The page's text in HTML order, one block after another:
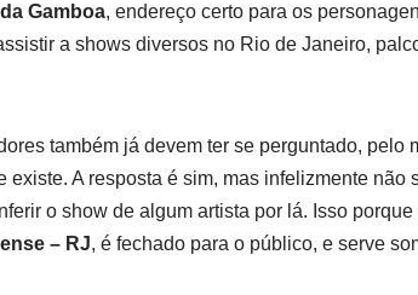
Gamboa, endereço certo para os
a shows diversos no Rio de Janeiro,
também já devem ter se perguntado, pelo
existe. A resposta é sim, mas infelizmente não
o show de algum artista por lá. Isso porque
– RJ, é fechado para o público, e serve